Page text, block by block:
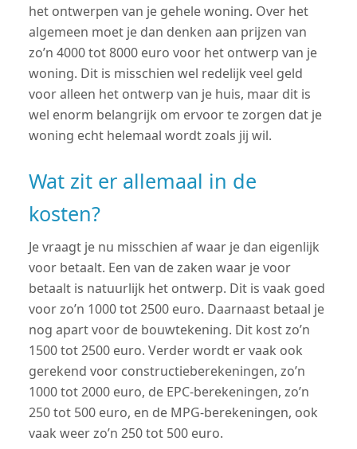
het ontwerpen van je gehele woning. Over het
algemeen moet je dan denken aan prijzen van
zo’n 4000 tot 8000 euro voor het ontwerp van je
woning. Dit is misschien wel redelijk veel geld
voor alleen het ontwerp van je huis, maar dit is
wel enorm belangrijk om ervoor te zorgen dat je
woning echt helemaal wordt zoals jij wil.
Wat zit er allemaal in de
kosten?
Je vraagt je nu misschien af waar je dan eigenlijk
voor betaalt. Een van de zaken waar je voor
betaalt is natuurlijk het ontwerp. Dit is vaak goed
voor zo’n 1000 tot 2500 euro. Daarnaast betaal je
nog apart voor de bouwtekening. Dit kost zo’n
1500 tot 2500 euro. Verder wordt er vaak ook
gerekend voor constructieberekeningen, zo’n
1000 tot 2000 euro, de EPC-berekeningen, zo’n
250 tot 500 euro, en de MPG-berekeningen, ook
vaak weer zo’n 250 tot 500 euro.